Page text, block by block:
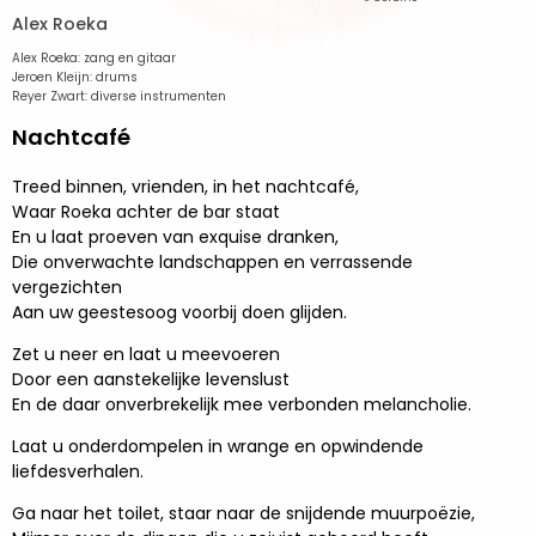
Alex Roeka
Alex Roeka: zang en gitaar
Jeroen Kleijn: drums
Reyer Zwart: diverse instrumenten
Nachtcafé
Treed binnen, vrienden, in het nachtcafé,
Waar Roeka achter de bar staat
En u laat proeven van exquise dranken,
Die onverwachte landschappen en verrassende
vergezichten
Aan uw geestesoog voorbij doen glijden.
Zet u neer en laat u meevoeren
Door een aanstekelijke levenslust
En de daar onverbrekelijk mee verbonden melancholie.
Laat u onderdompelen in wrange en opwindende
liefdesverhalen.
Ga naar het toilet, staar naar de snijdende muurpoëzie,